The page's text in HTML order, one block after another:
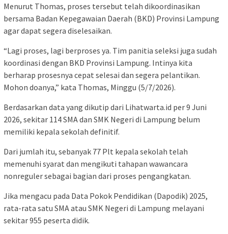
Menurut Thomas, proses tersebut telah dikoordinasikan
bersama Badan Kepegawaian Daerah (BKD) Provinsi Lampung
agar dapat segera diselesaikan.
“Lagi proses, lagi berproses ya. Tim panitia seleksi juga sudah
koordinasi dengan BKD Provinsi Lampung. Intinya kita
berharap prosesnya cepat selesai dan segera pelantikan.
Mohon doanya,” kata Thomas, Minggu (5/7/2026).
Berdasarkan data yang dikutip dari Lihatwarta.id per 9 Juni
2026, sekitar 114 SMA dan SMK Negeri di Lampung belum
memiliki kepala sekolah definitif.
Dari jumlah itu, sebanyak 77 Plt kepala sekolah telah
memenuhi syarat dan mengikuti tahapan wawancara
nonreguler sebagai bagian dari proses pengangkatan.
Jika mengacu pada Data Pokok Pendidikan (Dapodik) 2025,
rata-rata satu SMA atau SMK Negeri di Lampung melayani
sekitar 955 peserta didik.